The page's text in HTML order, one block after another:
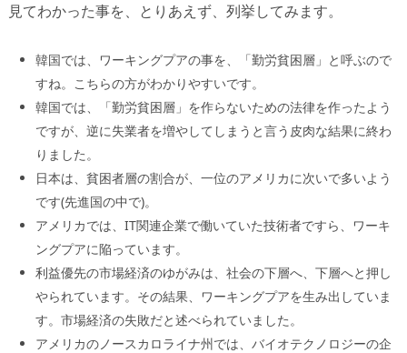
見てわかった事を、とりあえず、列挙してみます。
韓国では、ワーキングプアの事を、「勤労貧困層」と呼ぶので
すね。こちらの方がわかりやすいです。
韓国では、「勤労貧困層」を作らないための法律を作ったよう
ですが、逆に失業者を増やしてしまうと言う皮肉な結果に終わ
りました。
日本は、貧困者層の割合が、一位のアメリカに次いで多いよう
です(先進国の中で)。
アメリカでは、IT関連企業で働いていた技術者ですら、ワーキ
ングプアに陥っています。
利益優先の市場経済のゆがみは、社会の下層へ、下層へと押し
やられています。その結果、ワーキングプアを生み出していま
す。市場経済の失敗だと述べられていました。
アメリカのノースカロライナ州では、バイオテクノロジーの企